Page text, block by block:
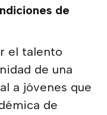
de
el talento
de una
a jóvenes que
de